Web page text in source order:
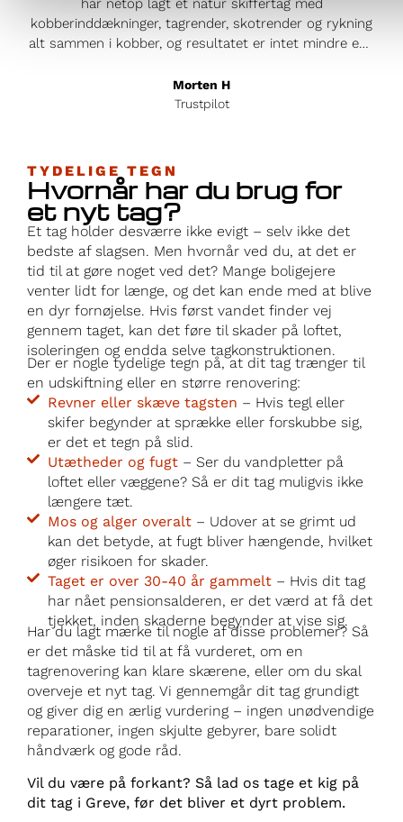
har netop lagt et natur skiffertag med
kobberinddækninger, tagrender, skotrender og rykning
alt sammen i kobber, og resultatet er intet mindre end
i absolut topklasse, og detaljerne i kobberarbejdet er
både smukke og vedligeholdelsesfrie – det oser af
slut. Hans kommunikation var eksemplarisk; han holdt
mig løbende opdateret, svarede hurtigt på spørgsmål
og sikrede, at alt gik som planlagt. Ikke alene leverede
de et fantastisk resultat, men de gjorde det også til en
fair pris, hvilket er sjældent, når man får denne
standard. Og så på rekordtid – hele projektet var
færdigt på kun 6 uger! Hvis du leder efter de bedste i
branchen, så er dette firma det oplagte valg. Jeg giver
dem mine varmeste anbefalinger! Og hvis ikke du tror
på mig så kom forbi og se hans arbejde! Vh Morten
Morten H
Trustpilot
TYDELIGE TEGN
Hvornår har du brug for
et nyt tag?
Et tag holder desværre ikke evigt – selv ikke det
bedste af slagsen. Men hvornår ved du, at det er
tid til at gøre noget ved det? Mange boligejere
venter lidt for længe, og det kan ende med at blive
en dyr fornøjelse. Hvis først vandet finder vej
gennem taget, kan det føre til skader på loftet,
isoleringen og endda selve tagkonstruktionen.
Der er nogle tydelige tegn på, at dit tag trænger til
en udskiftning eller en større renovering:
Revner eller skæve tagsten – Hvis tegl eller
skifer begynder at sprække eller forskubbe sig,
er det et tegn på slid.
Utætheder og fugt– Ser du vandpletter på
loftet eller væggene? Så er dit tag muligvis ikke
længere tæt.
Mos og alger overalt– Udover at se grimt ud
kan det betyde, at fugt bliver hængende, hvilket
øger risikoen for skader.
Taget er over 30-40 år gammelt– Hvis dit tag
har nået pensionsalderen, er det værd at få det
tjekket, inden skaderne begynder at vise sig.
Har du lagt mærke til nogle af disse problemer? Så
er det måske tid til at få vurderet, om en
tagrenovering kan klare skærene, eller om du skal
overveje et nyt tag. Vi gennemgår dit tag grundigt
og giver dig en ærlig vurdering – ingen unødvendige
reparationer, ingen skjulte gebyrer, bare solidt
håndværk og gode råd.
Vil du være på forkant? Så lad os tage et kig på
dit tag i Greve, før det bliver et dyrt problem.